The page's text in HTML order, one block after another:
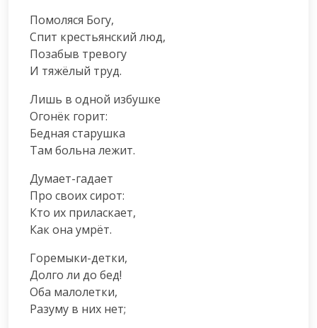
Помоляся Богу,
Спит крестьянский люд,
Позабыв тревогу
И тяжёлый труд.
Лишь в одной избушке
Огонёк горит:
Бедная старушка
Там больна лежит.
Думает-гадает
Про своих сирот:
Кто их приласкает,
Как она умрёт.
Горемыки-детки,
Долго ли до бед!
Оба малолетки,
Разуму в них нет;